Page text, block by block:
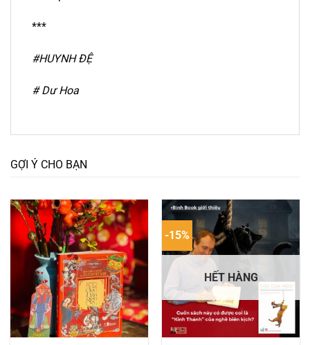
***
#HUYNH ĐỆ
# Dư Hoa
GỢI Ý CHO BẠN
-15%
HẾT HÀNG